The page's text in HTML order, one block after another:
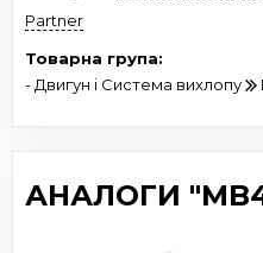
Partner
Товарна група:
- Двигун і Система вихлопу
АНАЛОГИ